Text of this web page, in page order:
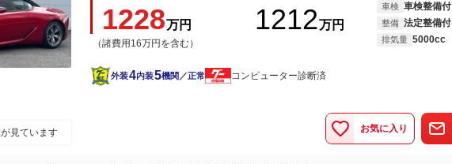
が見ています
1228万円
（諸費用16万円を含む）
1212万円
車検 車検整備付
整備 法定整備付
排気量 5000cc
外装4内装5機関／正常 コンピューター診断済
お気に入り